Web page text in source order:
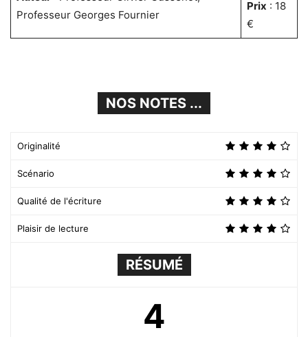
Professeur Georges Fournier
Prix : 18
€
NOS NOTES ...
Originalité
Scénario
Qualité de l'écriture
Plaisir de lecture
RÉSUMÉ
4